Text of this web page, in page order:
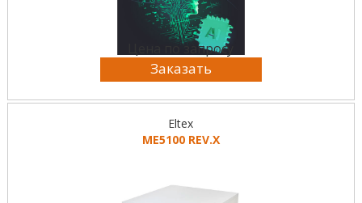
Цена по запросу
Заказать
Eltex
ME5100 REV.X